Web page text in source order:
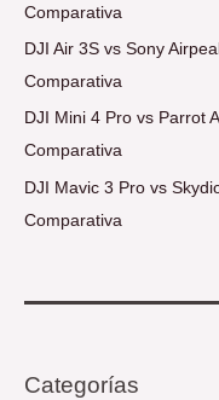
Comparativa
DJI Air 3S vs Sony
Comparativa
DJI Mini 4 Pro vs Parrot
Comparativa
DJI Mavic 3 Pro vs
Comparativa
Categorías